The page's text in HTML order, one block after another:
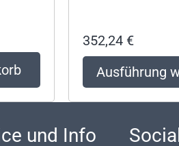
352,24 €
Ausführung
und Info